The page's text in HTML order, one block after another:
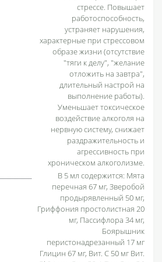
стрессе. Повышает
работоспособность,
устраняет нарушения,
характерные при стрессовом
образе жизни (отсутствие
"тяги к делу", "желание
отложить на завтра",
длительный настрой на
выполнение работы).
Уменьшает токсическое
воздействие алкоголя на
нервную систему, снижает
раздражительность и
агрессивность при
хроническом алкоголизме.
В 5 мл содержится: Мята
перечная 67 мг, Зверобой
продырявленный 50 мг,
Гриффония простолистная 20
мг, Пассифлора 34 мг,
Боярышник
перистонадрезанный 17 мг
Глицин 67 мг, Вит. С 50 мг Вит.